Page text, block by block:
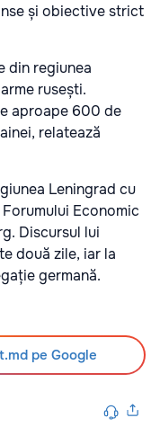
și obiective strict
din regiunea
rusești.
aproape 600 de
relatează
Leningrad cu
Economic
Discursul lui
două zile, iar la
germană.
pe Google